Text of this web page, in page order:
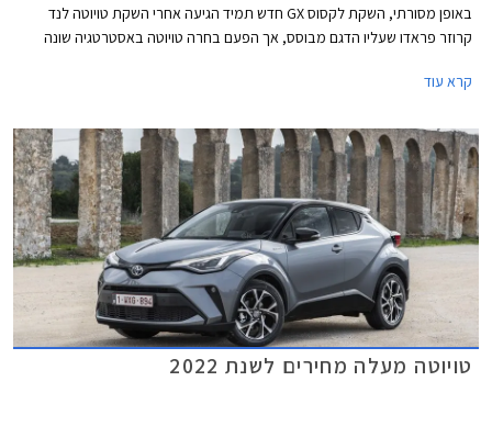
באופן מסורתי, השקת לקסוס GX חדש תמיד הגיעה אחרי השקת טויוטה לנד
קרוזר פראדו שעליו הדגם מבוסס, אך הפעם בחרה טויוטה באסטרטגיה שונה
ביחס לאחיו העממי שלא שונה מהותית, אך את הדור החדש אולי דווקא נזכה
לראות בארץ.
קרא עוד
טויוטה מעלה מחירים לשנת 2022